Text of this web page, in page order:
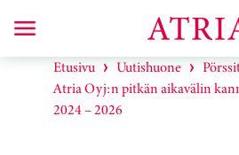
Etusivu Uutishuone
Atria Oyj:n pitkän aikavälin
2024 – 2026